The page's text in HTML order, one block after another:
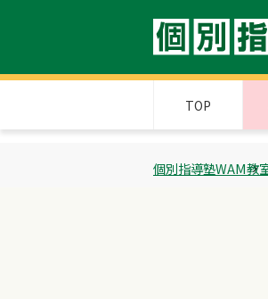
TOP
個別指導塾WAM教